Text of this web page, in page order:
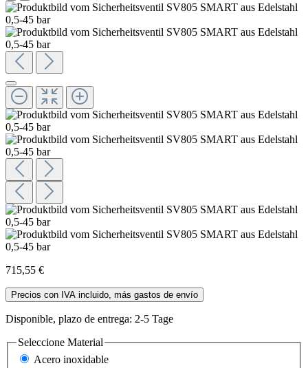
715,55 €
Precios con IVA incluido, más gastos de envío
Disponible, plazo de entrega: 2-5 Tage
Seleccione Material
Acero inoxidable